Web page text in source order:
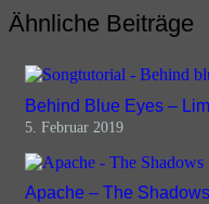
Ähnliche Beiträge
Behind Blue Eyes –
5. Februar 2019
Apache – The